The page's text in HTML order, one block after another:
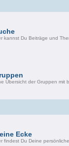
kannst Du Beiträge und
Übersicht der Gruppen mit
Ecke
findest Du Deine